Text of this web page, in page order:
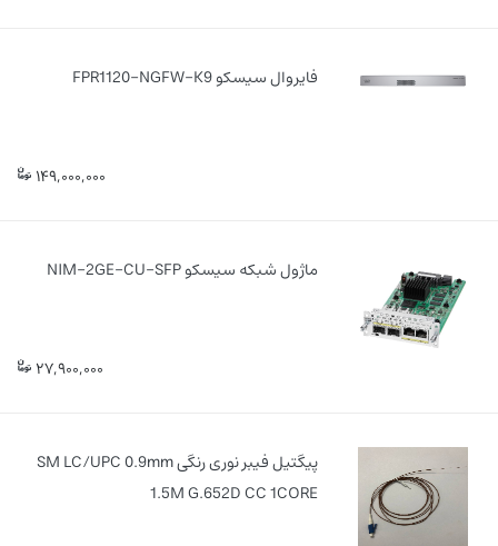
فایروال سیسکو FPR1120-NGFW-K9
149,000,000
ماژول شبکه سیسکو NIM-2GE-CU-SFP
27,900,000
پیگتیل فیبر نوری رنگی SM LC/UPC 0.9mm
1.5M G.652D CC 1CORE